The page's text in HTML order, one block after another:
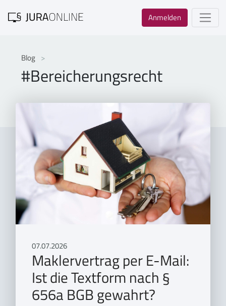
Anmelden
Blog
#Bereicherungsrecht
07.07.2026
Maklervertrag per E-Mail:
Ist die Textform nach §
656a BGB gewahrt?